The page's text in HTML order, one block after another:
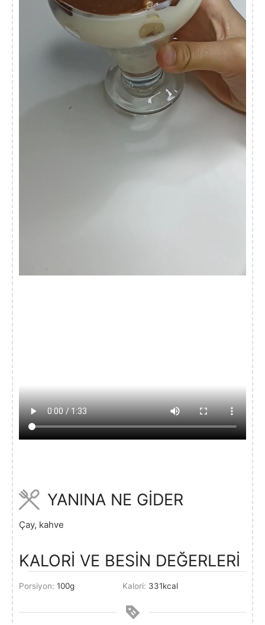
YANINA NE GİDER
Çay, kahve
KALORİ VE BESİN DEĞERLERİ
Porsiyon: 100g Kalori: 331kcal